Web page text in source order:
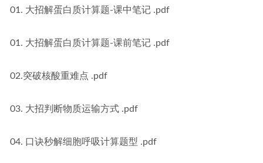
01. 大招解蛋白质计算题-课中笔记 .pdf
01. 大招解蛋白质计算题-课前笔记 .pdf
02.突破核酸重难点 .pdf
03. 大招判断物质运输方式 .pdf
04. 口诀秒解细胞呼吸计算题型 .pdf